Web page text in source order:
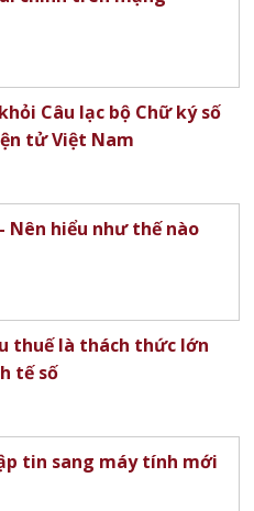
Câu lạc bộ Chữ ký số
tử Việt Nam
Nên hiểu như thế nào
thuế là thách thức lớn
tế số
tin sang máy tính mới